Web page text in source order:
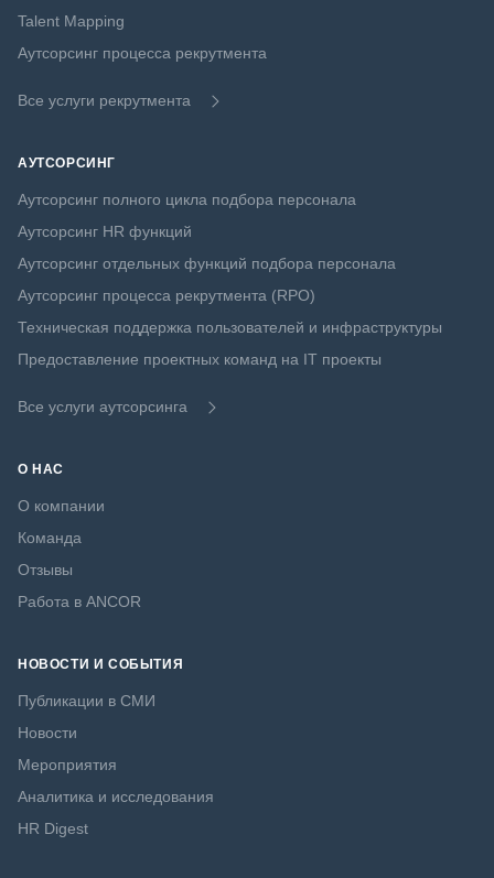
Talent Mapping
Аутсорсинг процесса рекрутмента
Все услуги рекрутмента
АУТСОРСИНГ
Аутсорсинг полного цикла подбора персонала
Аутсорсинг HR функций
Аутсорсинг отдельных функций подбора персонала
Аутсорсинг процесса рекрутмента (RPO)
Техническая поддержка пользователей и инфраструктуры
Предоставление проектных команд на IT проекты
Все услуги аутсорсинга
О НАС
О компании
Команда
Отзывы
Работа в ANCOR
НОВОСТИ И СОБЫТИЯ
Публикации в СМИ
Новости
Мероприятия
Аналитика и исследования
HR Digest